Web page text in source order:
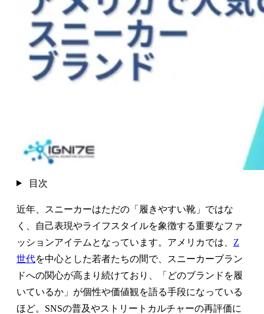
目次
近年、スニーカーはただの「履きやすい靴」ではな
く、自己表現やライフスタイルを象徴する重要なファ
ッションアイテムとなっています。アメリカでは、 Z
世代を中心とした若者たちの間で、スニーカーブラン
ドへの関心が高まり続けており、「どのブランドを履
いているか」が個性や価値観を語る手段になっている
ほど。SNSの普及やストリートカルチャーの再評価に